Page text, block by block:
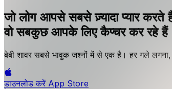
जो लोग आपसे सबसे ज़्यादा प्यार करते
वो सबकुछ आपके लिए कैप्चर कर रहे
बेबी शावर सबसे भावुक जश्नों में से एक है। हर गले
डाउनलोड करें App Store